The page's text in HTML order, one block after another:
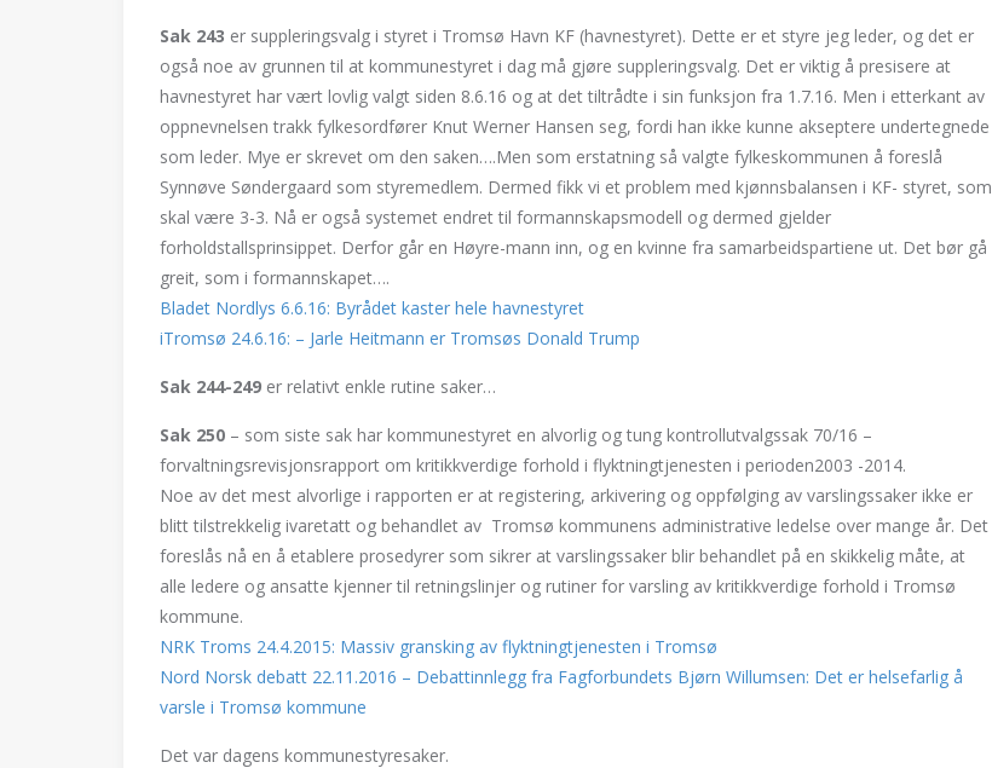
Sak 243 er suppleringsvalg i styret i Tromsø Havn KF (havnestyret). Dette er et styre jeg leder, og det er
også noe av grunnen til at kommunestyret i dag må gjøre suppleringsvalg. Det er viktig å presisere at
havnestyret har vært lovlig valgt siden 8.6.16 og at det tiltrådte i sin funksjon fra 1.7.16. Men i etterkant av
oppnevnelsen trakk fylkesordfører Knut Werner Hansen seg, fordi han ikke kunne akseptere undertegnede
som leder. Mye er skrevet om den saken….Men som erstatning så valgte fylkeskommunen å foreslå
Synnøve Søndergaard som styremedlem. Dermed fikk vi et problem med kjønnsbalansen i KF- styret, som
skal være 3-3. Nå er også systemet endret til formannskapsmodell og dermed gjelder
forholdstallsprinsippet. Derfor går en Høyre-mann inn, og en kvinne fra samarbeidspartiene ut. Det bør gå
greit, som i formannskapet….
Bladet Nordlys 6.6.16: Byrådet kaster hele havnestyret
iTromsø 24.6.16: – Jarle Heitmann er Tromsøs Donald Trump
Sak 244-249 er relativt enkle rutine saker…
Sak 250 – som siste sak har kommunestyret en alvorlig og tung kontrollutvalgssak 70/16 –
forvaltningsrevisjonsrapport om kritikkverdige forhold i flyktningtjenesten i perioden2003 -2014.
Noe av det mest alvorlige i rapporten er at registering, arkivering og oppfølging av varslingssaker ikke er
blitt tilstrekkelig ivaretatt og behandlet av Tromsø kommunens administrative ledelse over mange år. Det
foreslås nå en å etablere prosedyrer som sikrer at varslingssaker blir behandlet på en skikkelig måte, at
alle ledere og ansatte kjenner til retningslinjer og rutiner for varsling av kritikkverdige forhold i Tromsø
kommune.
NRK Troms 24.4.2015: Massiv gransking av flyktningtjenesten i Tromsø
Nord Norsk debatt 22.11.2016 – Debattinnlegg fra Fagforbundets Bjørn Willumsen: Det er helsefarlig å
varsle i Tromsø kommune
Det var dagens kommunestyresaker.